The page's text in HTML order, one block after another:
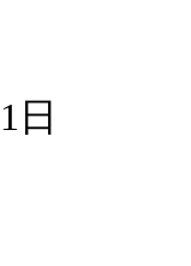
31日